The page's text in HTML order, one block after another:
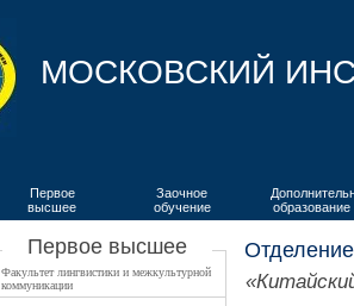
МОСКОВСКИЙ
Первое
высшее
Заочное
обучение
образование
Первое высшее
Факультет лингвистики и межкультурной
коммуникации